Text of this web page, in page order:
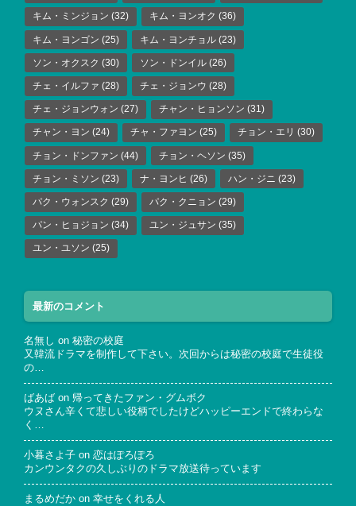
キム・ミンジョン (32) キム・ヨンオク (36)
キム・ヨンゴン (25) キム・ヨンチョル (23)
ソン・オクスク (30) ソン・ドンイル (26)
チェ・イルファ (28) チェ・ジョンウ (28)
チェ・ジョンウォン (27) チャン・ヒョンソン (31)
チャン・ヨン (24) チャ・ファヨン (25) チョン・エリ (30)
チョン・ドンファン (44) チョン・ヘソン (35)
チョン・ミソン (23) ナ・ヨンヒ (26) ハン・ジニ (23)
パク・ウォンスク (29) パク・クニョン (29)
パン・ヒョジョン (34) ユン・ジュサン (35)
ユン・ユソン (25)
最新のコメント
名無し on 秘密の校庭
又韓流ドラマを制作して下さい。次回からは秘密の校庭で生徒役
の…
ばあば on 帰ってきたファン・グムボク
ウヌさん辛くて悲しい役柄でしたけどハッピーエンドで終わらな
く…
小暮さよ子 on 恋はぽろぽろ
カンウンタクの久しぶりのドラマ放送待っています
まるめだか on 幸せをくれる人